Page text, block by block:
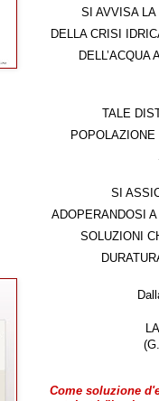
SI AVVISA LA
DELLA CRISI
TALE
POPOLAZIONE
SI
ADOPERANDOSI
SOLUZIONI
Come soluzione